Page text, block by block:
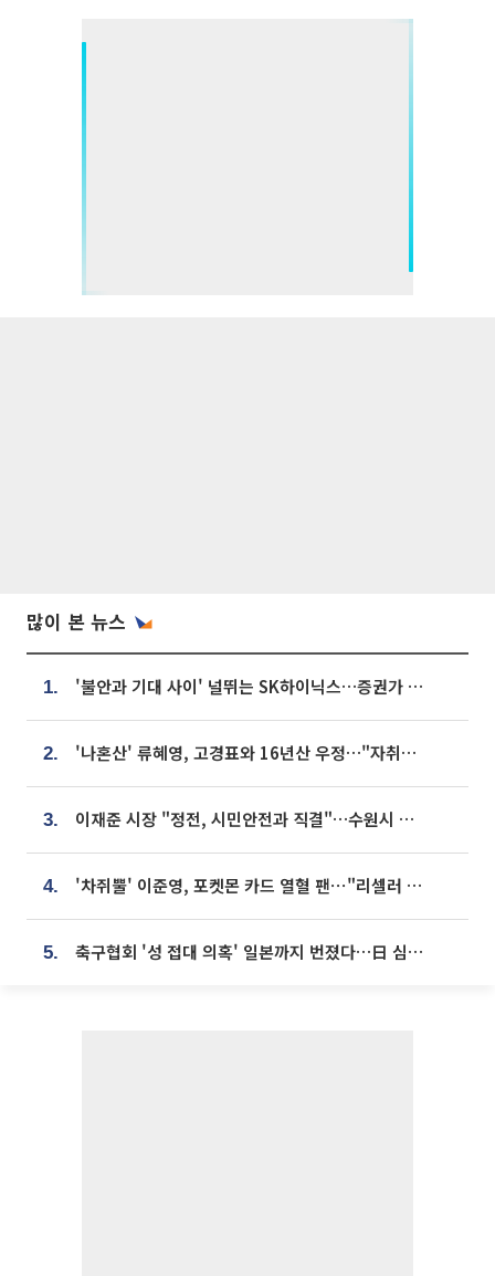
많이 본 뉴스
1. '불안과 기대 사이' 널뛰는 SK하이닉스…증권가 "HBM4·LTA 기반 펀터멘털 견고"
2. '나혼산' 류혜영, 고경표와 16년산 우정…"자취방서 부모님과 마주쳐"
3. 이재준 시장 "정전, 시민안전과 직결"…수원시 비상대응체계 가동
4. '차쥐뿔' 이준영, 포켓몬 카드 열혈 팬⋯"리셀러 처단할 것"
5. 축구협회 '성 접대 의혹' 일본까지 번졌다…日 심판 실명 공개